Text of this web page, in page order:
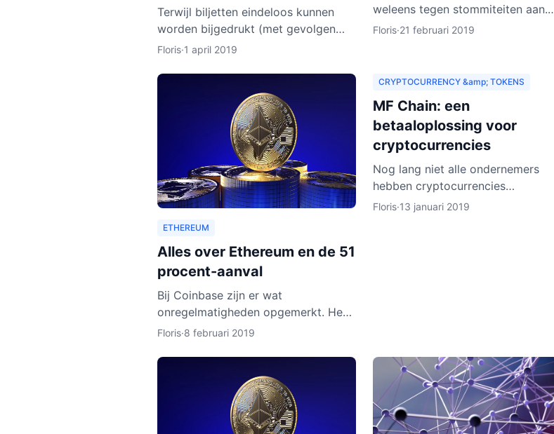
Terwijl biljetten eindeloos kunnen
worden bijgedrukt (met gevolgen
voor de waarde van de munt), is dat
werkt dit nu eigenlijk p
Floris·1 april 2019
weleens tegen stommiteiten aan.
Gelukkig kunnen exchanges in de
Floris·21 februari 2019
ETHEREUM
Alles over Ethereum en de 51
procent-aanval
Bij Coinbase zijn er wat
onregelmatigheden opgemerkt. Het
leek erop dat de ledger van
Dat zou betekenen dat personen
Floris·8 februari 2019
CRYPTOCURRENCY &amp; TOKENS
MF Chain: een
betaaloplossing voor
cryptocurrencies
Nog lang niet alle ondernemers
hebben cryptocurrencies
geaccepteerd als betaalwijze. Daar
Floris·13 januari 2019